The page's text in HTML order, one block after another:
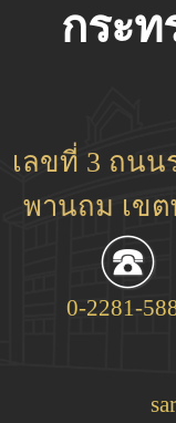
กระท
เลขที่ 3 ถน
พานถม เขต
0-2281-